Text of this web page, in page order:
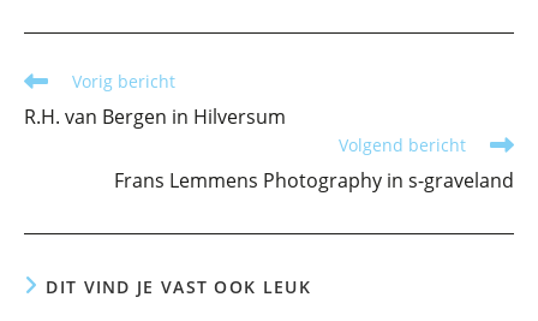
Lees
artikelen
Vorig bericht
R.H. van Bergen in Hilversum
Volgend bericht
Frans Lemmens Photography in s-graveland
DIT VIND JE VAST OOK LEUK